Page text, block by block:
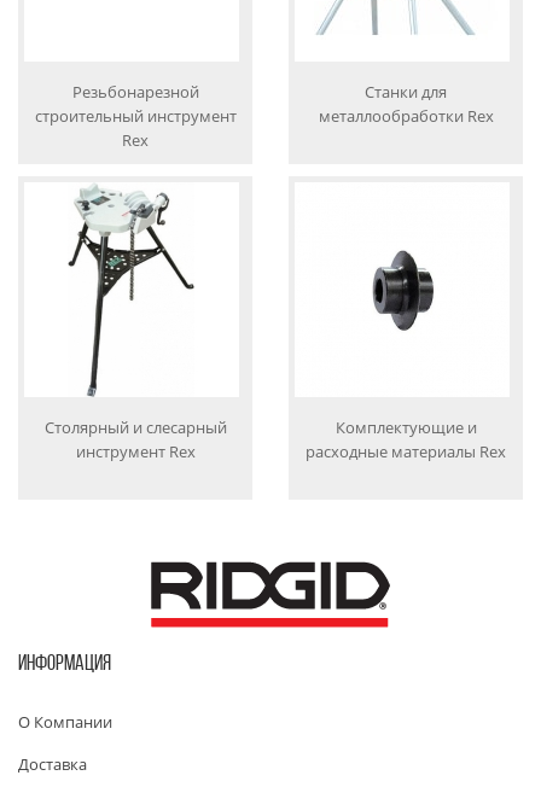
Резьбонарезной
строительный инструмент
Rex
Станки для
металлообработки Rex
Столярный и слесарный
инструмент Rex
Комплектующие и
расходные материалы Rex
ИНФОРМАЦИЯ
О Компании
Доставка